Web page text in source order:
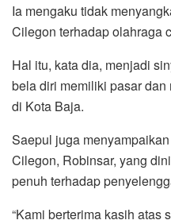
Ia mengaku tidak
Cilegon terhadap olahraga
Hal itu, kata dia, menjadi
bela diri memiliki pasar
di Kota Baja.
Saepul juga
Cilegon, Robinsar, yang
penuh terhadap
“Kami berterima kasih atas